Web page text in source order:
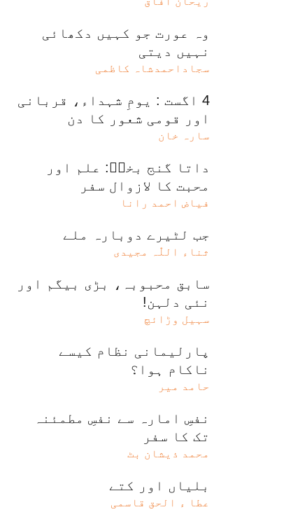
وہ عورت جو کہیں دکھائی
نہیں دیتی
سجاداحمدشاہ کاظمی
4 اگست : یومِ شہداء، قربانی
اور قومی شعور کا دن
سارہ خان
داتا گنج بخشؒ: علم اور
محبت کا لازوال سفر
فیاض احمد رانا
جب لٹیرے دوبارہ ملے
ثناء اللّٰہ مجیدی
سابق محبوبہ، بڑی بیگم اور
نئی دلہن!
سہیل وڑائچ
پارلیمانی نظام کیسے
ناکام ہوا؟
حامد میر
نفسِ امارہ سے نفسِ مطمئنہ
تک کا سفر
محمد ذیشان بٹ
بلیاں اور کتے
عطا ء الحق قاسمی